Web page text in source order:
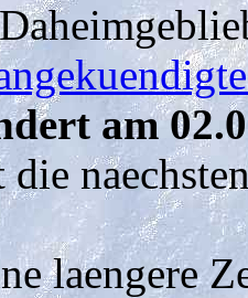
am
laengere